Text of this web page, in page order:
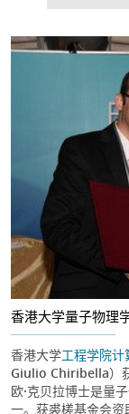
香港大学量子物理
香港大学工程学院计
Giulio Chiribella）
欧·克贝拉博士是量
一。获裘槎基金会